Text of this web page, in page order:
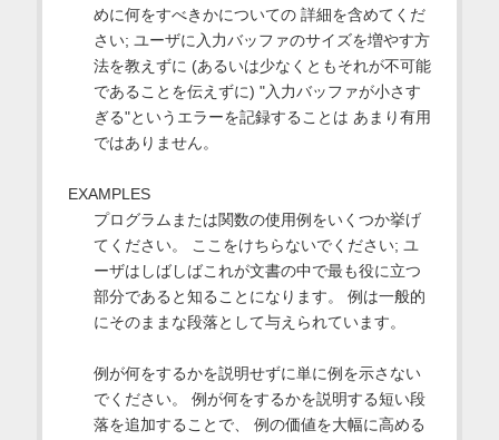
めに何をすべきかについての 詳細を含めてくだ
さい; ユーザに入力バッファのサイズを増やす方
法を教えずに (あるいは少なくともそれが不可能
であることを伝えずに) "入力バッファが小さす
ぎる"というエラーを記録することは あまり有用
ではありません。
EXAMPLES
プログラムまたは関数の使用例をいくつか挙げ
てください。 ここをけちらないでください; ユ
ーザはしばしばこれが文書の中で最も役に立つ
部分であると知ることになります。 例は一般的
にそのままな段落として与えられています。
例が何をするかを説明せずに単に例を示さない
でください。 例が何をするかを説明する短い段
落を追加することで、 例の価値を大幅に高める